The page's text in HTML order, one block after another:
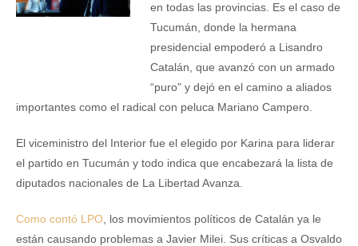
en todas las provincias. Es el caso de
Tucumán, donde la hermana
presidencial empoderó a Lisandro
Catalán, que avanzó con un armado
“puro” y dejó en el camino a aliados
importantes como el radical con peluca Mariano Campero.
El viceministro del Interior fue el elegido por Karina para liderar
el partido en Tucumán y todo indica que encabezará la lista de
diputados nacionales de La Libertad Avanza.
Como contó LPO , los movimientos políticos de Catalán ya le
están causando problemas a Javier Milei. Sus críticas a Osvaldo